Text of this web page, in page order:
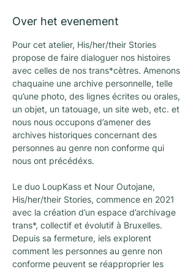
Over het evenement
Pour cet atelier, His/her/their Stories
propose de faire dialoguer nos histoires
avec celles de nos trans*cètres. Amenons
chaquaine une archive personnelle, telle
qu’une photo, des lignes écrites ou orales,
un objet, un tatouage, un site web, etc. et
nous nous occupons d’amener des
archives historiques concernant des
personnes au genre non conforme qui
nous ont précédéxs.
Le duo LoupKass et Nour Outojane,
His/her/their Stories, commence en 2021
avec la création d’un espace d’archivage
trans*, collectif et évolutif à Bruxelles.
Depuis sa fermeture, iels explorent
comment les personnes au genre non
conforme peuvent se réapproprier les